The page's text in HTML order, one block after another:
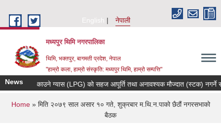
English
नेपाली
मध्यपुर थिमि नगरपालिका
थिमि, भक्तपुर, बागमती प्रदेश, नेपाल
"हाम्रो कला, हाम्रो संस्कृति: मध्यपुर थिमि, हाम्रो सम्पत्ति"
News
पकाउने ग्यास (LPG) को सहज आपूर्ति तथा अनावश्यक मौज्दात (स्टक) नगर्ने सम्बन्धी
You are here
Home» मिति २०७९ साल असार १० गते, शुक्रबार म.थि.न.पाको छैठौं नगरसभाको
बैठक